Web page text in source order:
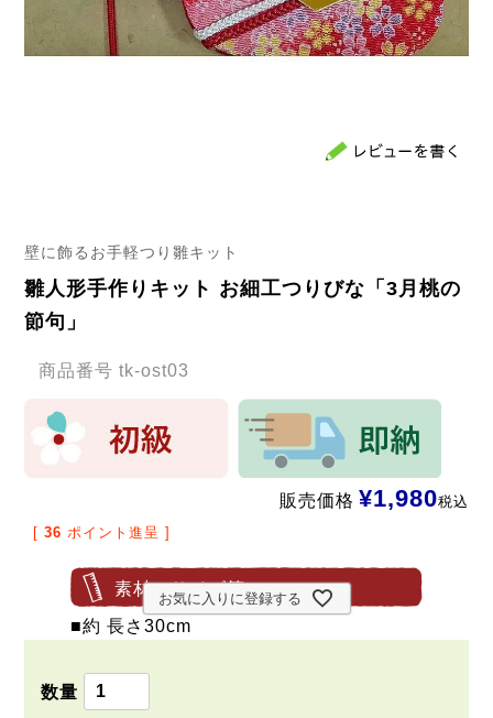
壁に飾るお手軽つり雛キット
雛人形手作りキット お細工つりびな「3月桃の
節句」
商品番号 tk-ost03
販売価格 ¥1,980税込
[ 36 ポイント進呈 ]
素材・サイズ等
■約 長さ30cm
お気に入りに登録する